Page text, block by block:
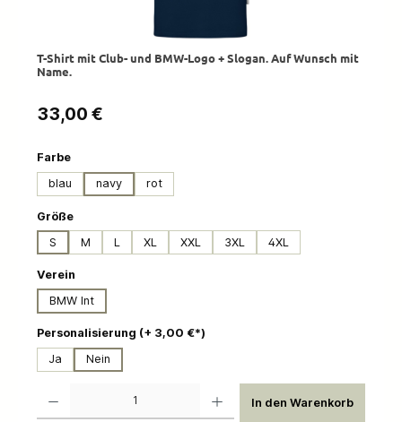
T-Shirt mit Club- und BMW-Logo + Slogan. Auf Wunsch mit
Name.
Regulärer Preis:
33,00 €
Farbeauswählen
blau
navy rot
Größeauswählen
S
M L XL XXL 3XL 4XL
Verein
BMW Int
Personalisierung (+ 3,00 €*)
Ja
Nein
In den Warenkorb